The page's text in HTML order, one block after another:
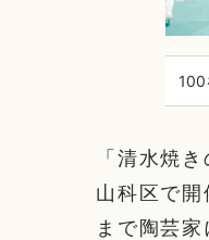
100
「清水焼
山科区で
まで陶芸